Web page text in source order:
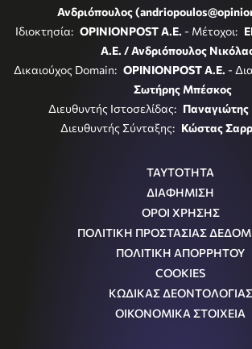
Ανδριόπουλος
Ιδιοκτησία: OPINIONPOST A.E. - Μέτοχοι:
Α.Ε. / Ανδριόπουλος
Δικαιούχος Domain: OPINIONPOST A.E. -
Σωτήρης Μπέσκος
Διευθυντής Ιστοσελίδας: Παναγιώτης
Διευθυντής Σύνταξης: Κώστας
ΤΑΥΤΟΤΗΤΑ
ΔΙΑΦΗΜΙΣΗ
ΟΡΟΙ ΧΡΗΣΗΣ
ΠΟΛΙΤΙΚΗ ΠΡΟΣΤΑΣΙΑΣ
ΠΟΛΙΤΙΚΗ ΑΠΟΡΡΗΤΟΥ
COOKIES
ΚΩΔΙΚΑΣ ΔΕΟΝΤΟΛΟΓΙΑΣ
ΟΙΚΟΝΟΜΙΚΑ ΣΤΟΙΧΕΙΑ